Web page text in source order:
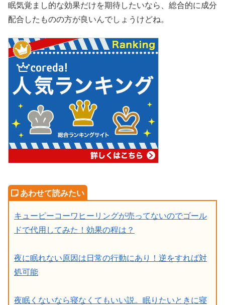
眠気覚まし的な効果だけを期待したいなら、総合的に成分
配合したものの方が良いんでしょうけどね。
キューピーコーワヒーリングが売ってないのでゴール
ドで代用してみた！効果の程は？
夜に眠れない原因は日常の行動にあり！逆をすれば対
処可能
夜眠くないなら寝なくてもいい説。眠りたいときに寝